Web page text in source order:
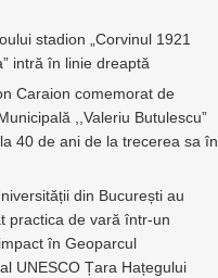
stadion „Corvinul 1921
intră în linie dreaptă
Caraion comemorat de
,,Valeriu Butulescu”
40 de ani de la trecerea sa în
din București au
practica de vară într-un
în Geoparcul
UNESCO Țara Hațegului